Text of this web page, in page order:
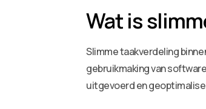
Wat is
Slimme taakverdeling
gebruikmaking van
uitgevoerd en